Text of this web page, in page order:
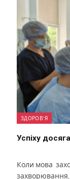
ЗДОРОВ'Я
Успіху
Коли мова